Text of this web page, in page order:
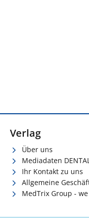
Verlag
Über uns
Mediadaten
Ihr Kontakt zu uns
Allgemeine
MedTrix Group -